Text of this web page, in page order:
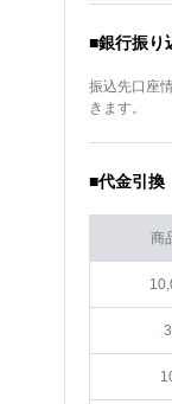
■銀行振り
振込先口座
きます。
■代金引換
商